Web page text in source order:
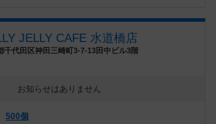
JELLY CAFE 水道橋店
千代田区神田三崎町3-7-13田中ビル3階
お知らせはありません
500個